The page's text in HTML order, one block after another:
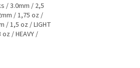
/ 3.0mm / 2,5
/ 1,75 oz /
/ 1,5 oz / LIGHT
/ HEAVY /